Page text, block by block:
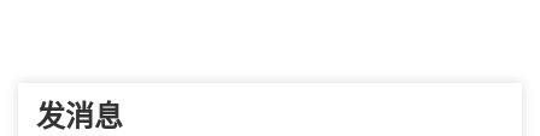
发消息